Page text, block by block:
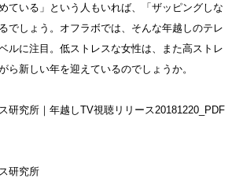
ている」という人もいれば、「ザッピングしな
でしょう。オフラボでは、そんな年越しのテレ
ルに注目。低ストレスな女性は、また高ストレ
ら新しい年を迎えているのでしょうか。
研究所｜年越しTV視聴リリース20181220_PDF
研究所